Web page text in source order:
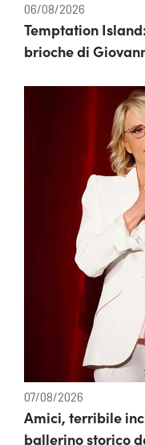
06/08/2026
Temptation
brioche di
07/08/2026
Amici, terribile
ballerino storico